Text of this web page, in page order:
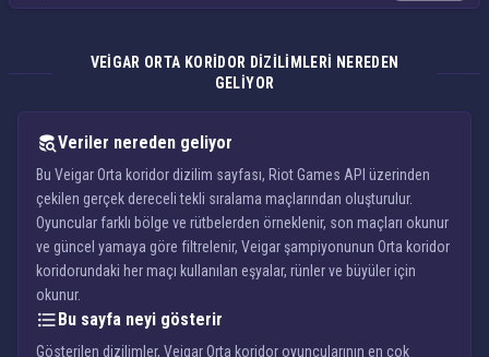
VEIGAR ORTA KORIDOR DIZILIMLERI NEREDEN
GELIYOR
Veriler nereden geliyor
Bu Veigar Orta koridor dizilim sayfası, Riot Games API üzerinden
çekilen gerçek dereceli tekli sıralama maçlarından oluşturulur.
Oyuncular farklı bölge ve rütbelerden örneklenir, son maçları okunur
ve güncel yamaya göre filtrelenir, Veigar şampiyonunun Orta koridor
koridorundaki her maçı kullanılan eşyalar, rünler ve büyüler için
okunur.
Bu sayfa neyi gösterir
Gösterilen dizilimler, Veigar Orta koridor oyuncularının en çok